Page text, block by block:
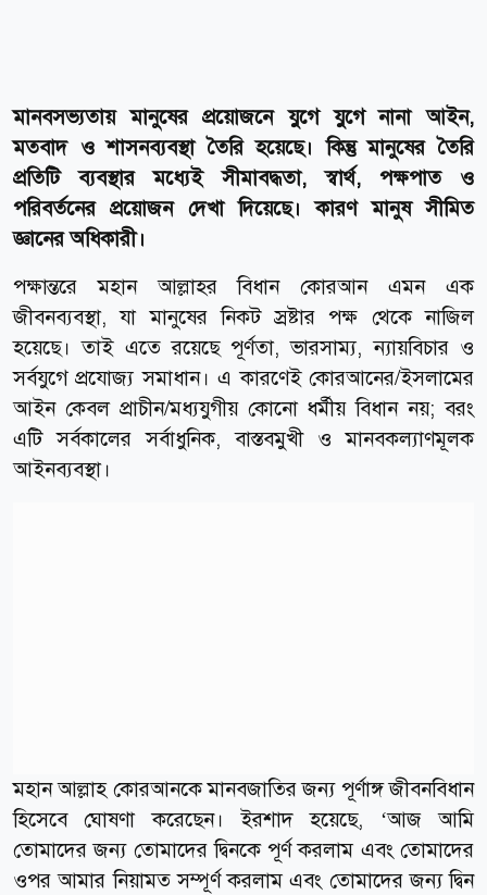
মানবসভ্যতায় মানুষের প্রয়োজনে যুগে যুগে নানা আইন,
মতবাদ ও শাসনব্যবস্থা তৈরি হয়েছে। কিন্তু মানুষের তৈরি
প্রতিটি ব্যবস্থার মধ্যেই সীমাবদ্ধতা, স্বার্থ, পক্ষপাত ও
পরিবর্তনের প্রয়োজন দেখা দিয়েছে। কারণ মানুষ সীমিত
জ্ঞানের অধিকারী।
পক্ষান্তরে মহান আল্লাহর বিধান কোরআন এমন এক
জীবনব্যবস্থা, যা মানুষের নিকট স্রষ্টার পক্ষ থেকে নাজিল
হয়েছে। তাই এতে রয়েছে পূর্ণতা, ভারসাম্য, ন্যায়বিচার ও
সর্বযুগে প্রযোজ্য সমাধান। এ কারণেই কোরআনের/ইসলামের
আইন কেবল প্রাচীন/মধ্যযুগীয় কোনো ধর্মীয় বিধান নয়; বরং
এটি সর্বকালের সর্বাধুনিক, বাস্তবমুখী ও মানবকল্যাণমূলক
আইনব্যবস্থা।
মহান আল্লাহ কোরআনকে মানবজাতির জন্য পূর্ণাঙ্গ জীবনবিধান
হিসেবে ঘোষণা করেছেন। ইরশাদ হয়েছে, ‘আজ আমি
তোমাদের জন্য তোমাদের দ্বিনকে পূর্ণ করলাম এবং তোমাদের
ওপর আমার নিয়ামত সম্পূর্ণ করলাম এবং তোমাদের জন্য দ্বিন